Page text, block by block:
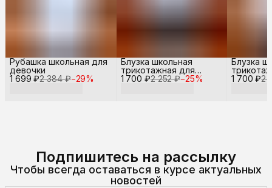
1 699 ₽2 384 ₽−29%
Рубашка школьная для
девочки
1 700 ₽2 252 ₽−25%
Блузка школьная
трикотажная для
девочки
1 700 ₽2
Блузка
девочки
Подпишитесь на рассылку
Чтобы всегда оставаться в курсе актуальных
новостей